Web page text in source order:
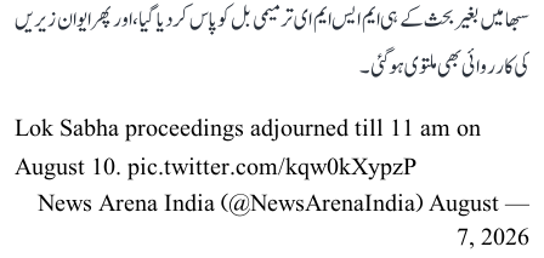
سبھا میں بغیر بحث کے ہی ایم ایس ایم ای ترمیمی بل کو پاس کر دیا گیا، اور پھر ایوان زیریں
کی کارروائی بھی ملتوی ہو گئی۔
Lok Sabha proceedings adjourned till 11 am on
August 10. pic.twitter.com/kqw0kXypzP
— News Arena India (@NewsArenaIndia)
August
7, 2026